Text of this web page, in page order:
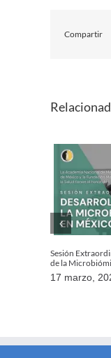
Compartir
Sesión
de la
17 marzo,